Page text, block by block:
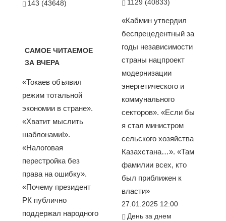
143 (43648)
САМОЕ ЧИТАЕМОЕ
ЗА ВЧЕРА
«Токаев объявил
режим тотальной
экономии в стране».
«Хватит мыслить
шаблонами!».
«Налоговая
перестройка без
права на ошибку».
«Почему президент
РК публично
поддержал народного
1129 (40833)
«Кабмин утвердил
беспрецедентный за
годы независимости
страны нацпроект
модернизации
энергетического и
коммунального
секторов». «Если бы
я стал министром
сельского хозяйства
Казахстана…». «Там
фамилии всех, кто
был приближен к
власти»
27.01.2025 12:00
День за днем